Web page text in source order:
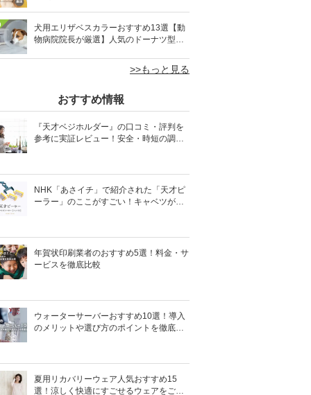
犬用エリザベスカラーおすすめ13選【動
物病院院長が厳選】人気のドーナツ型や
>>もっと見る
おすすめ情報
『天才ベジホルダー』の口コミ・評判を
参考に実証レビュー！安全・時短の調理
NHK「あさイチ」で紹介された「天才ピ
ーラー」のここがすごい！キャベツがほ
年賀状印刷業者のおすすめ5選！料金・サ
ービスを徹底比較
ウォーターサーバーおすすめ10選！導入
のメリットや選び方のポイントを徹底解
夏用リカバリーウェア人気おすすめ15
選！涼しく快適にすごせるウェアをご紹